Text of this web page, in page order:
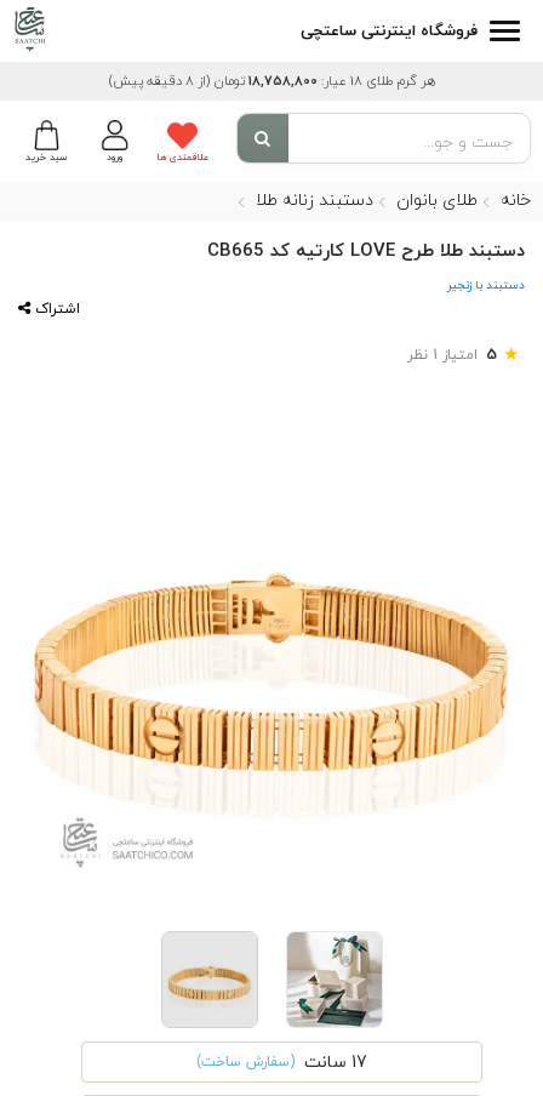
فروشگاه اینترنتی ساعتچی
هر گرم طلای 18 عیار: 18,758,800تومان (از 8 دقیقه پیش)
سبد خرید ورود علاقمندی ها
خانه طلای بانوان دستبند زنانه طلا
دستبند طلا طرح LOVE کارتیه کد CB665
دستبند با زنجیر
اشتراک
★
5 امتیاز 1 نظر
17 سانت (سفارش ساخت)